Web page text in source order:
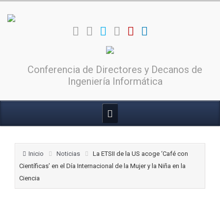
Conferencia de Directores y Decanos de
Ingeniería Informática
Inicio Noticias
La ETSII de la US acoge ‘Café con
Científicas’ en el Día Internacional de la Mujer y la Niña en la
Ciencia